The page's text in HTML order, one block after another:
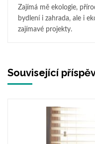
Zajímá mě ekologie,
bydlení i zahrada, ale i
zajímavé projekty.
Související